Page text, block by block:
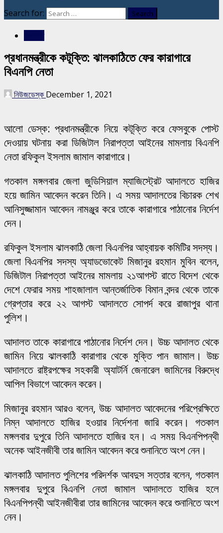
Search for:
প্রধানমন্ত্রীকে কটূক্তি: ঝালকাঠিতে ফের কারাগারে
বিএনপি নেতা
নিউজডেস্ক December 1, 2021
আলো ডেস্ক: প্রধানমন্ত্রীকে নিয়ে কটূক্তি করে ফেসবুকে পোস্ট
দেওয়ায় ঘটনায় করা ডিজিটাল নিরাপত্তা আইনের মামলায় বিএনপি
নেতা রফিকুল ইসলাম জামাল কারাগারে।
গতকাল মঙ্গলবার জেলা জুডিসিয়াল ম্যাজিস্ট্রেট আদালতে হাজির
হয়ে জামিন আবেদন করেন তিনি। এ সময় আদালতের বিচারক শেখ
আনিসুজ্জামান আবেদন নামঞ্জুর করে তাকে কারাগারে পাঠানোর নির্দেশ
দেন।
রফিকুল ইসলাম ঝালকাঠি জেলা বিএনপির আহ্বায়ক কমিটির সদস্য।
জেলা বিএনপির সদস্য অ্যাডভোকেট মিজানুর রহমান মুবিন বলেন,
ডিজিটাল নিরাপত্তা আইনের মামলায় ২১আগস্ট রাতে বিদেশ থেকে
দেশে ফেরার সময় শাহজালাল আন্তর্জাতিক বিমান বন্দর থেকে তাকে
গ্রেপ্তার করে ২২ আগস্ট আদালতে সোপর্দ করে রাজাপুর থানা
পুলিশ।
আদালত তাকে কারাগারে পাঠানোর নির্দেশ দেন। উচ্চ আদালত থেকে
জামিন নিয়ে ঝালকাঠি কারাগার থেকে মুক্তি পান জামাল। উচ্চ
আদালতে রাষ্ট্রপক্ষের সহকারী অ্যাটর্নি জেনারেল জামিনের বিরুদ্ধে
আপিল বিভাগে আবেদন করেন।
মিজানুর রহমান আরও বলেন, উচ্চ আদালত আবেদনের পরিপ্রেক্ষিতে
নিম্ন আদালতে হাজির হওয়ার নির্দেশনা জারি করেন। গতকাল
মঙ্গলবার দুপুরে তিনি আদালতে হাজির হন। এ সময় বিএনপিপন্থী
অনেক আইনজীবী তার জামিন আবেদন করে শুনানিতে অংশ নেন।
ঝালকাঠি আদালত পুলিশের পরিদর্শক আবদুস সত্তার বলেন, গতকাল
মঙ্গলবার দুপুরে বিএনপি নেতা জামাল আদালতে হাজির হলে
বিএনপিপন্থী আইনজীবীরা তার জামিনের আবেদন করে শুনানিতে অংশ
নেন।